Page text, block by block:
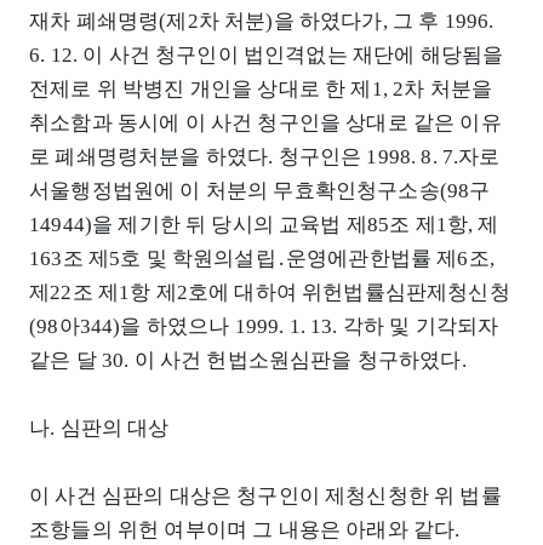
재차 폐쇄명령(제2차 처분)을 하였다가, 그 후 1996.
6. 12. 이 사건 청구인이 법인격없는 재단에 해당됨을
전제로 위 박병진 개인을 상대로 한 제1, 2차 처분을
취소함과 동시에 이 사건 청구인을 상대로 같은 이유
로 폐쇄명령처분을 하였다. 청구인은 1998. 8. 7.자로
서울행정법원에 이 처분의 무효확인청구소송(98구
14944)을 제기한 뒤 당시의 교육법 제85조 제1항, 제
163조 제5호 및 학원의설립․운영에관한법률 제6조,
제22조 제1항 제2호에 대하여 위헌법률심판제청신청
(98아344)을 하였으나 1999. 1. 13. 각하 및 기각되자
같은 달 30. 이 사건 헌법소원심판을 청구하였다.
나. 심판의 대상
이 사건 심판의 대상은 청구인이 제청신청한 위 법률
조항들의 위헌 여부이며 그 내용은 아래와 같다.